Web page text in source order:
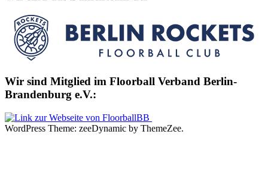
Wir sind Mitglied im Floorball Verband Berlin-
Brandenburg e.V.:
WordPress Theme: zeeDynamic by ThemeZee.